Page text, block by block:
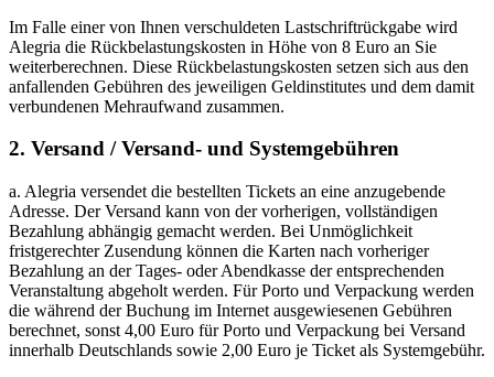
Im Falle einer von Ihnen verschuldeten Lastschriftrückgabe wird
Alegria die Rückbelastungskosten in Höhe von 8 Euro an Sie
weiterberechnen. Diese Rückbelastungskosten setzen sich aus den
anfallenden Gebühren des jeweiligen Geldinstitutes und dem damit
verbundenen Mehraufwand zusammen.
2. Versand / Versand- und Systemgebühren
a. Alegria versendet die bestellten Tickets an eine anzugebende
Adresse. Der Versand kann von der vorherigen, vollständigen
Bezahlung abhängig gemacht werden. Bei Unmöglichkeit
fristgerechter Zusendung können die Karten nach vorheriger
Bezahlung an der Tages- oder Abendkasse der entsprechenden
Veranstaltung abgeholt werden. Für Porto und Verpackung werden
die während der Buchung im Internet ausgewiesenen Gebühren
berechnet, sonst 4,00 Euro für Porto und Verpackung bei Versand
innerhalb Deutschlands sowie 2,00 Euro je Ticket als Systemgebühr.